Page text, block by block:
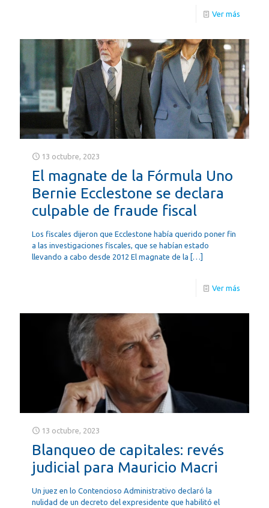
Ver más
13 octubre, 2023
El magnate de la Fórmula Uno
Bernie Ecclestone se declara
culpable de fraude fiscal
Los fiscales dijeron que Ecclestone había querido poner fin
a las investigaciones fiscales, que se habían estado
llevando a cabo desde 2012 El magnate de la […]
Ver más
13 octubre, 2023
Blanqueo de capitales: revés
judicial para Mauricio Macri
Un juez en lo Contencioso Administrativo declaró la
nulidad de un decreto del expresidente que habilitó el